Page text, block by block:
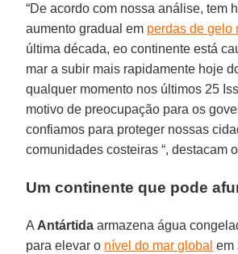
“De acordo com nossa análise, tem
aumento gradual em perdas de gelo
última década, eo continente está
mar a subir mais rapidamente hoje
qualquer momento nos últimos 25
motivo de preocupação para os
confiamos para proteger nossas
comunidades costeiras “, destacam
Um continente que pode
A Antártida armazena água
para elevar o nível do mar global em